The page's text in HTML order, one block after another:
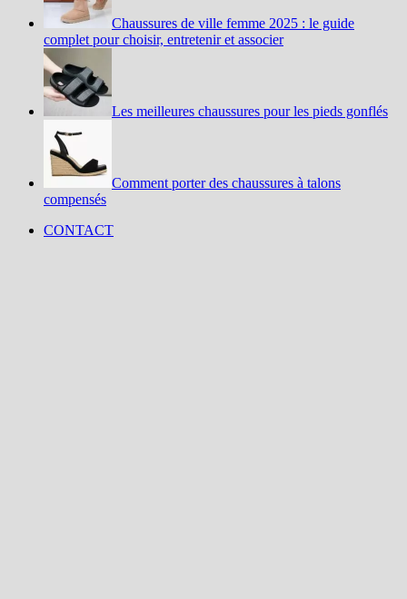
Chaussures de ville femme 2025 : le guide
complet pour choisir, entretenir et associer
Les meilleures chaussures pour les pieds gonflés
Comment porter des chaussures à talons
compensés
CONTACT